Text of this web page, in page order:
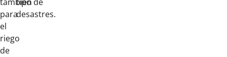
para
el
riego
de
desastres.